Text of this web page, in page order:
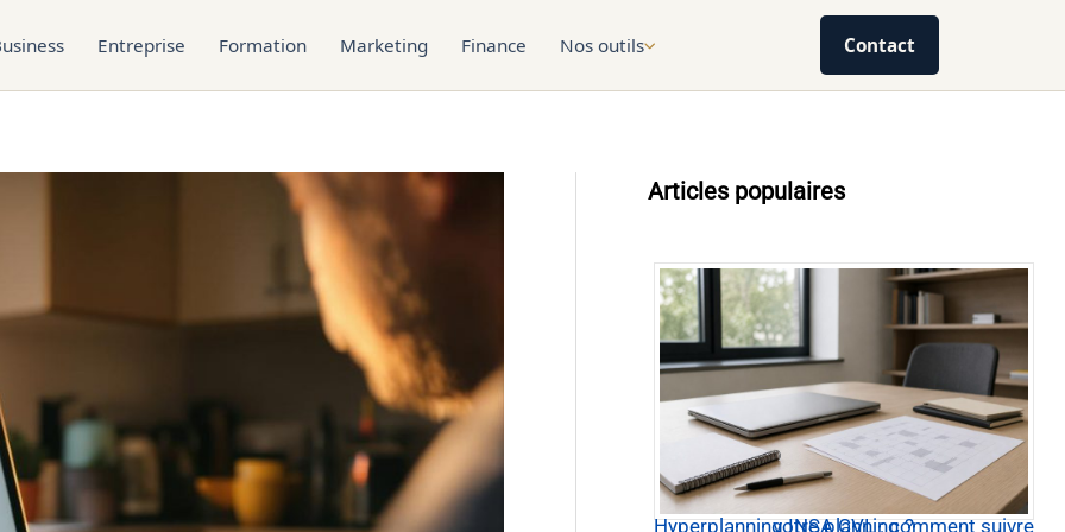
Entreprise Formation Marketing Finance Nos outils Contact
Articles populaires
Hyperplanning INSA CVL : comment suivre votre planning ?